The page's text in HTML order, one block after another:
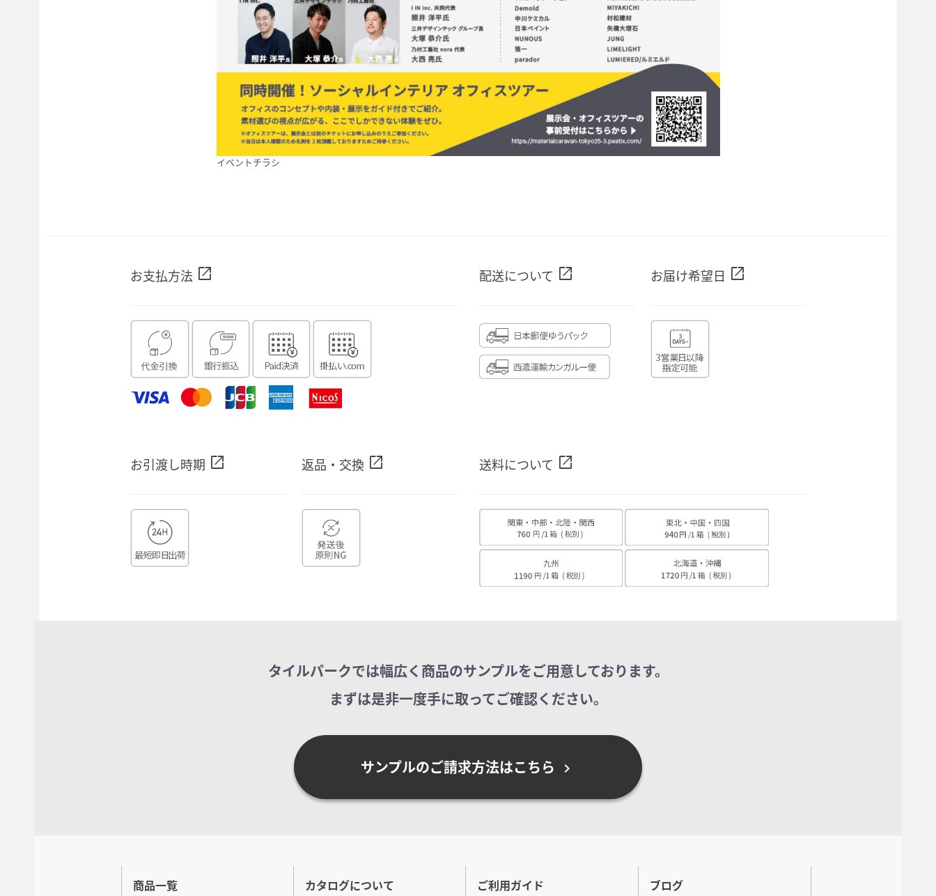
イベントチラシ
お支払方法 open_in_new 配送について open_in_new お届け希望日 open_in_new
お引渡し時期 open_in_new 返品・交換 open_in_new 送料について open_in_new
タイルパークでは幅広く商品のサンプルをご用意しております。
まずは是非一度手に取ってご確認ください。
サンプルのご請求方法はこちら chevron_right
商品一覧 カタログについて ご利用ガイド ブログ